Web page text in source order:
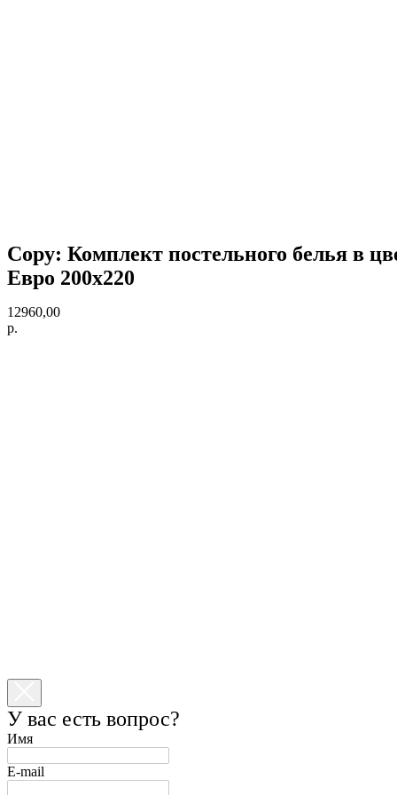
Copy: Комплект постельного белья в
Евро 200х220
12960,00
р.
У вас есть вопрос?
Имя
E-mail